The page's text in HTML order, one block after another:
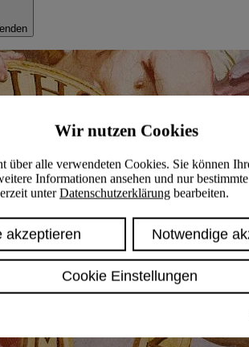
Wir nutzen Cookies
über alle verwendeten Cookies. Sie können
Informationen ansehen und nur
unterDatenschutzerklärung bearbeiten.
akzeptieren Notwendige
Cookie Einstellungen